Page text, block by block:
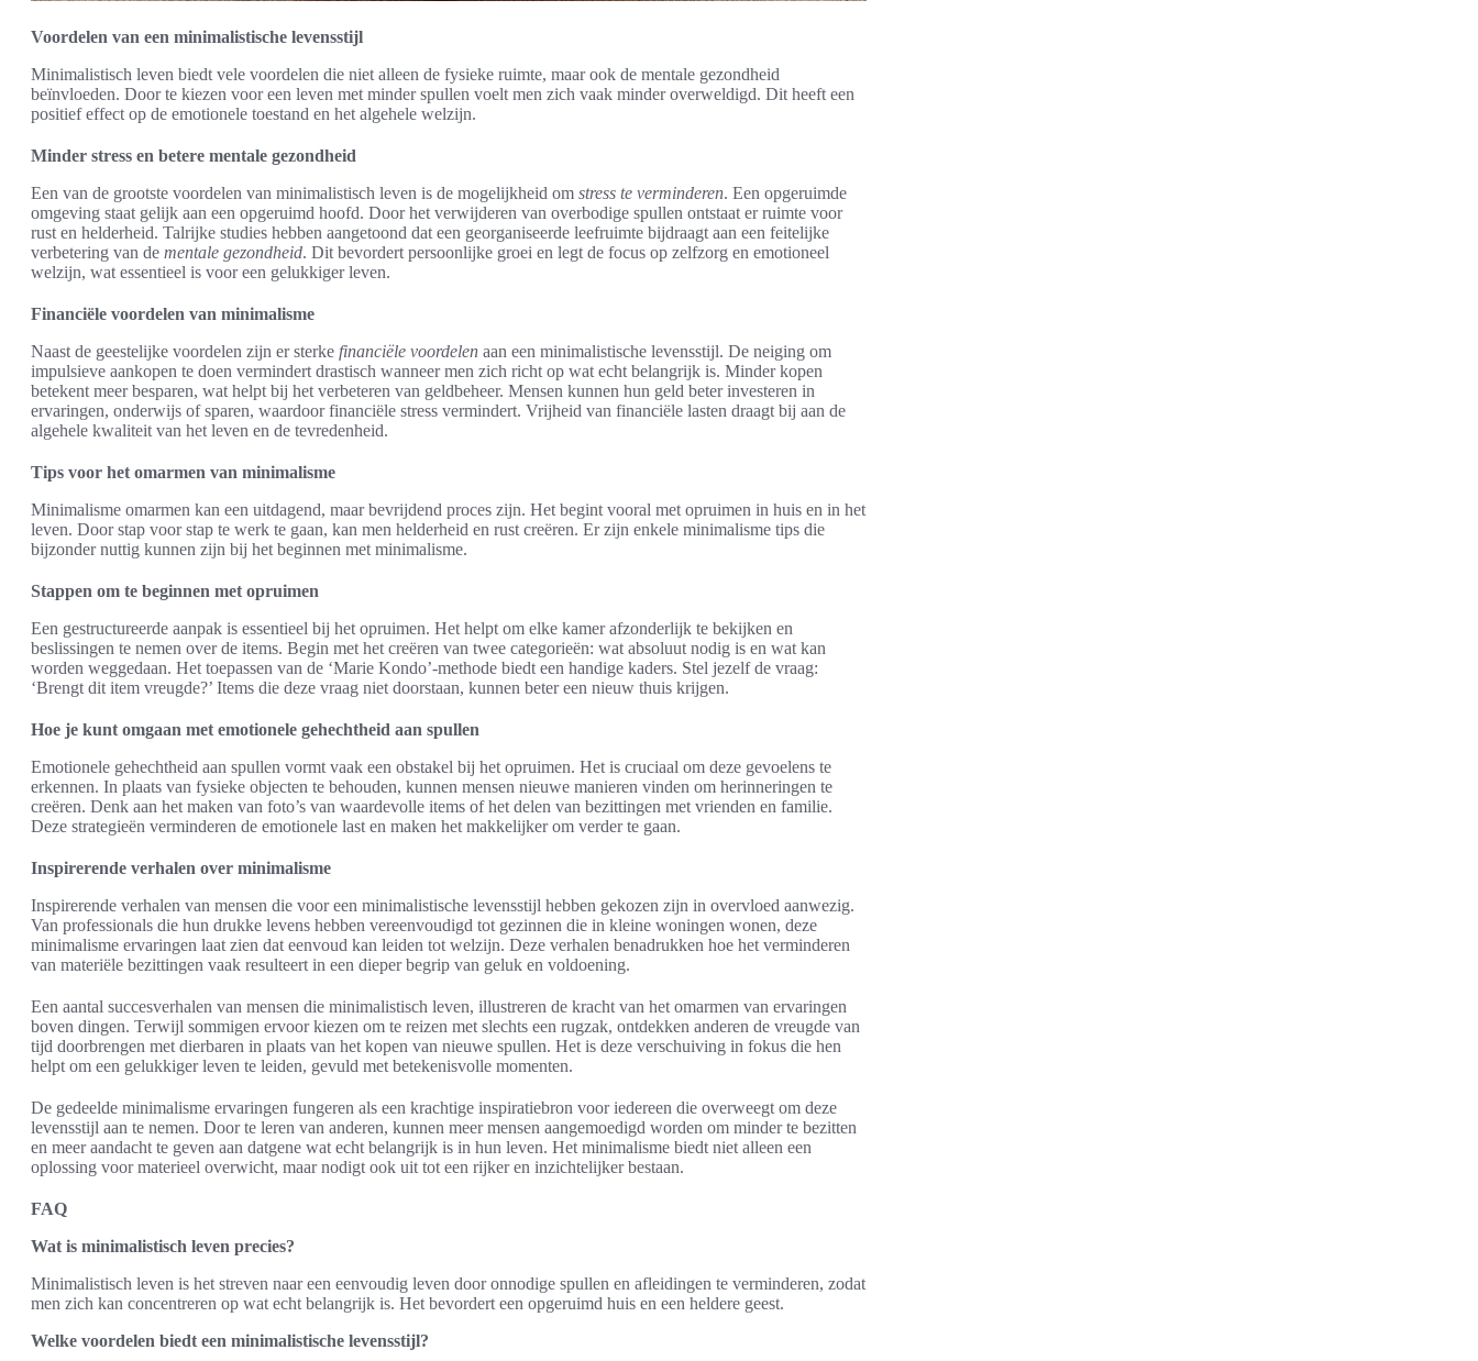
Voordelen van een minimalistische levensstijl
Minimalistisch leven biedt vele voordelen die niet alleen de fysieke ruimte, maar ook de mentale gezondheid
beïnvloeden. Door te kiezen voor een leven met minder spullen voelt men zich vaak minder overweldigd. Dit heeft een
positief effect op de emotionele toestand en het algehele welzijn.
Minder stress en betere mentale gezondheid
Een van de grootste voordelen van minimalistisch leven is de mogelijkheid om stress te verminderen. Een opgeruimde
omgeving staat gelijk aan een opgeruimd hoofd. Door het verwijderen van overbodige spullen ontstaat er ruimte voor
rust en helderheid. Talrijke studies hebben aangetoond dat een georganiseerde leefruimte bijdraagt aan een feitelijke
verbetering van de mentale gezondheid. Dit bevordert persoonlijke groei en legt de focus op zelfzorg en emotioneel
welzijn, wat essentieel is voor een gelukkiger leven.
Financiële voordelen van minimalisme
Naast de geestelijke voordelen zijn er sterke financiële voordelen aan een minimalistische levensstijl. De neiging om
impulsieve aankopen te doen vermindert drastisch wanneer men zich richt op wat echt belangrijk is. Minder kopen
betekent meer besparen, wat helpt bij het verbeteren van geldbeheer. Mensen kunnen hun geld beter investeren in
ervaringen, onderwijs of sparen, waardoor financiële stress vermindert. Vrijheid van financiële lasten draagt bij aan de
algehele kwaliteit van het leven en de tevredenheid.
Tips voor het omarmen van minimalisme
Minimalisme omarmen kan een uitdagend, maar bevrijdend proces zijn. Het begint vooral met opruimen in huis en in het
leven. Door stap voor stap te werk te gaan, kan men helderheid en rust creëren. Er zijn enkele minimalisme tips die
bijzonder nuttig kunnen zijn bij het beginnen met minimalisme.
Stappen om te beginnen met opruimen
Een gestructureerde aanpak is essentieel bij het opruimen. Het helpt om elke kamer afzonderlijk te bekijken en
beslissingen te nemen over de items. Begin met het creëren van twee categorieën: wat absoluut nodig is en wat kan
worden weggedaan. Het toepassen van de ‘Marie Kondo’-methode biedt een handige kaders. Stel jezelf de vraag:
‘Brengt dit item vreugde?’ Items die deze vraag niet doorstaan, kunnen beter een nieuw thuis krijgen.
Hoe je kunt omgaan met emotionele gehechtheid aan spullen
Emotionele gehechtheid aan spullen vormt vaak een obstakel bij het opruimen. Het is cruciaal om deze gevoelens te
erkennen. In plaats van fysieke objecten te behouden, kunnen mensen nieuwe manieren vinden om herinneringen te
creëren. Denk aan het maken van foto’s van waardevolle items of het delen van bezittingen met vrienden en familie.
Deze strategieën verminderen de emotionele last en maken het makkelijker om verder te gaan.
Inspirerende verhalen over minimalisme
Inspirerende verhalen van mensen die voor een minimalistische levensstijl hebben gekozen zijn in overvloed aanwezig.
Van professionals die hun drukke levens hebben vereenvoudigd tot gezinnen die in kleine woningen wonen, deze
minimalisme ervaringen laat zien dat eenvoud kan leiden tot welzijn. Deze verhalen benadrukken hoe het verminderen
van materiële bezittingen vaak resulteert in een dieper begrip van geluk en voldoening.
Een aantal succesverhalen van mensen die minimalistisch leven, illustreren de kracht van het omarmen van ervaringen
boven dingen. Terwijl sommigen ervoor kiezen om te reizen met slechts een rugzak, ontdekken anderen de vreugde van
tijd doorbrengen met dierbaren in plaats van het kopen van nieuwe spullen. Het is deze verschuiving in fokus die hen
helpt om een gelukkiger leven te leiden, gevuld met betekenisvolle momenten.
De gedeelde minimalisme ervaringen fungeren als een krachtige inspiratiebron voor iedereen die overweegt om deze
levensstijl aan te nemen. Door te leren van anderen, kunnen meer mensen aangemoedigd worden om minder te bezitten
en meer aandacht te geven aan datgene wat echt belangrijk is in hun leven. Het minimalisme biedt niet alleen een
oplossing voor materieel overwicht, maar nodigt ook uit tot een rijker en inzichtelijker bestaan.
FAQ
Wat is minimalistisch leven precies?
Minimalistisch leven is het streven naar een eenvoudig leven door onnodige spullen en afleidingen te verminderen, zodat
men zich kan concentreren op wat echt belangrijk is. Het bevordert een opgeruimd huis en een heldere geest.
Welke voordelen biedt een minimalistische levensstijl?